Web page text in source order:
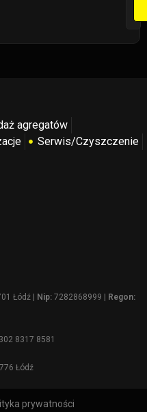
agregatów
Serwis/Czyszczenie
Łódź | Nip: 7282868999 |
Regon:
8317 8581
Łódź
prywatności